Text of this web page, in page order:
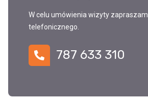
W celu umówienia wizyty
telefonicznego.
787 633 310